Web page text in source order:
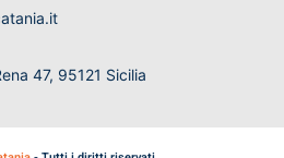
47, 95121 Sicilia